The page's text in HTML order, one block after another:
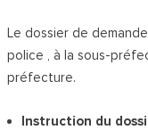
Le dossier de
police ,à la sous-
préfecture.
Instruction du